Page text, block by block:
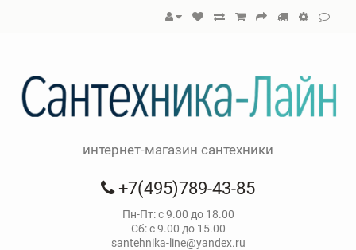
интернет-магазин сантехники
+7(495)789-43-85
Пн-Пт: с 9.00 до 18.00
Сб: с 9.00 до 15.00
santehnika-line@yandex.ru